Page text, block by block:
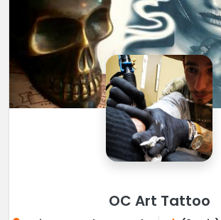
OC Art Tattoo